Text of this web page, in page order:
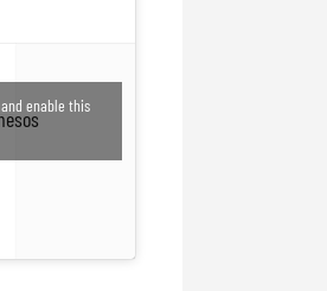
enable this